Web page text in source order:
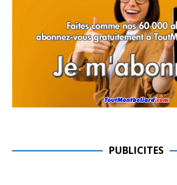
PUBLICITES